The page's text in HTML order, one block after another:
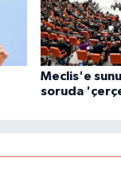
Meclis'e
soruda